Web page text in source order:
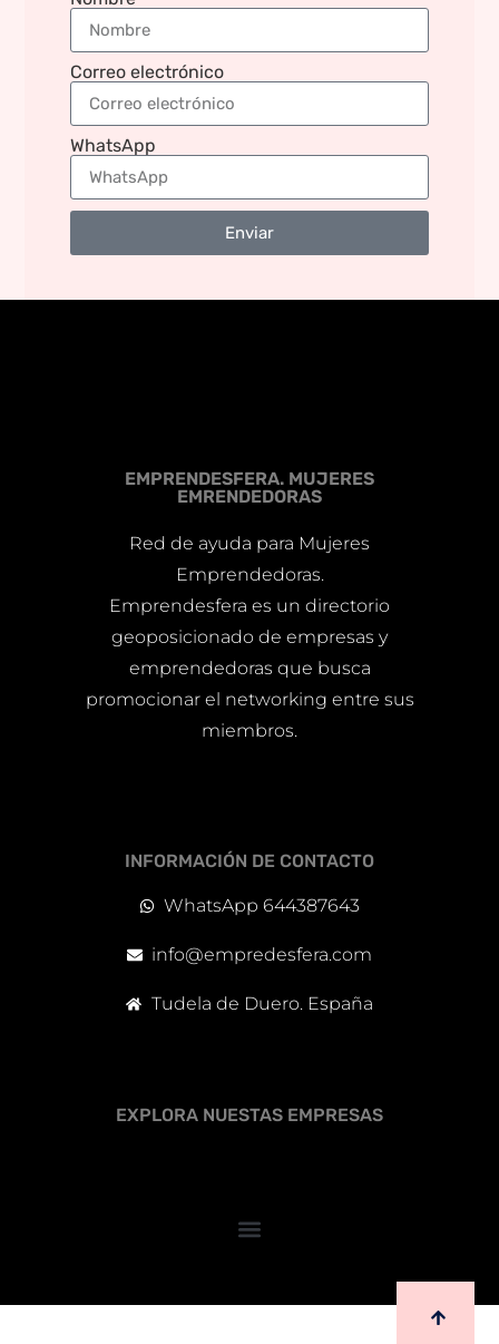
Correo electrónico
WhatsApp
Enviar
EMPRENDESFERA. MUJERES
EMRENDEDORAS
Red de ayuda para Mujeres
Emprendedoras.
Emprendesfera es un directorio
geoposicionado de empresas y
emprendedoras que busca
promocionar el networking entre sus
miembros.
INFORMACIÓN DE CONTACTO
WhatsApp 644387643
info@empredesfera.com
Tudela de Duero. España
EXPLORA NUESTAS EMPRESAS